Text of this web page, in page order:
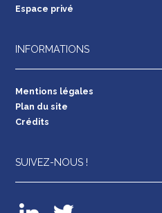
Espace privé
INFORMATIONS
Mentions légales
Plan du site
Crédits
SUIVEZ-NOUS !